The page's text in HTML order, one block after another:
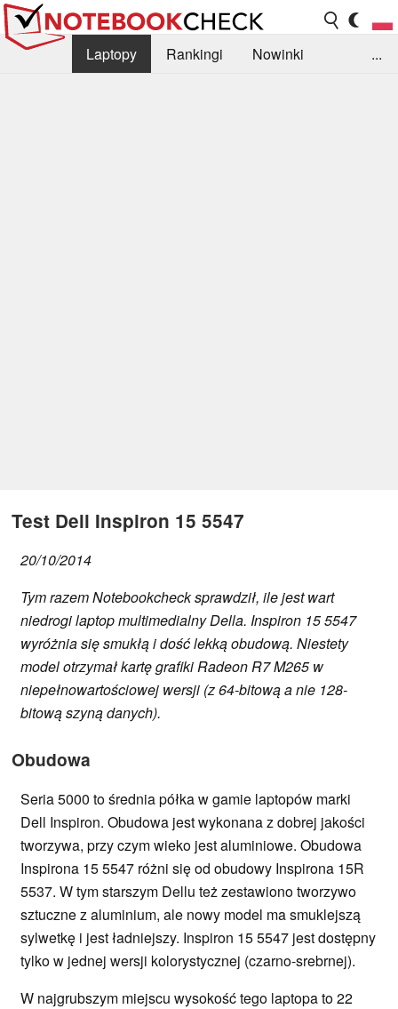
Laptopy Rankingi
Nowinki
...
Test Dell Inspiron 15 5547
20/10/2014
Tym razem Notebookcheck sprawdził, ile jest wart
niedrogi laptop multimedialny Della. Inspiron 15 5547
wyróżnia się smukłą i dość lekką obudową. Niestety
model otrzymał kartę grafiki Radeon R7 M265 w
niepełnowartościowej wersji (z 64-bitową a nie 128-
bitową szyną danych).
Obudowa
Seria 5000 to średnia półka w gamie laptopów marki
Dell Inspiron. Obudowa jest wykonana z dobrej jakości
tworzywa, przy czym wieko jest aluminiowe. Obudowa
Inspirona 15 5547 różni się od obudowy Inspirona 15R
5537. W tym starszym Dellu też zestawiono tworzywo
sztuczne z aluminium, ale nowy model ma smuklejszą
sylwetkę i jest ładniejszy. Inspiron 15 5547 jest dostępny
tylko w jednej wersji kolorystycznej (czarno-srebrnej).
W najgrubszym miejscu wysokość tego laptopa to 22